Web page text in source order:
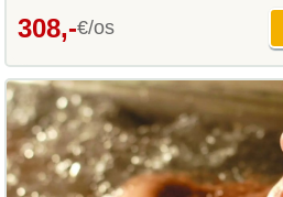
308,-€/os